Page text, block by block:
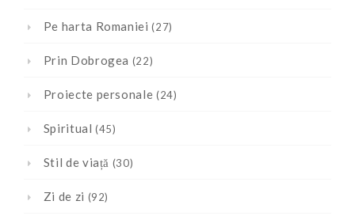
Pe harta Romaniei (27)
Prin Dobrogea (22)
Proiecte personale (24)
Spiritual (45)
Stil de viață (30)
Zi de zi (92)